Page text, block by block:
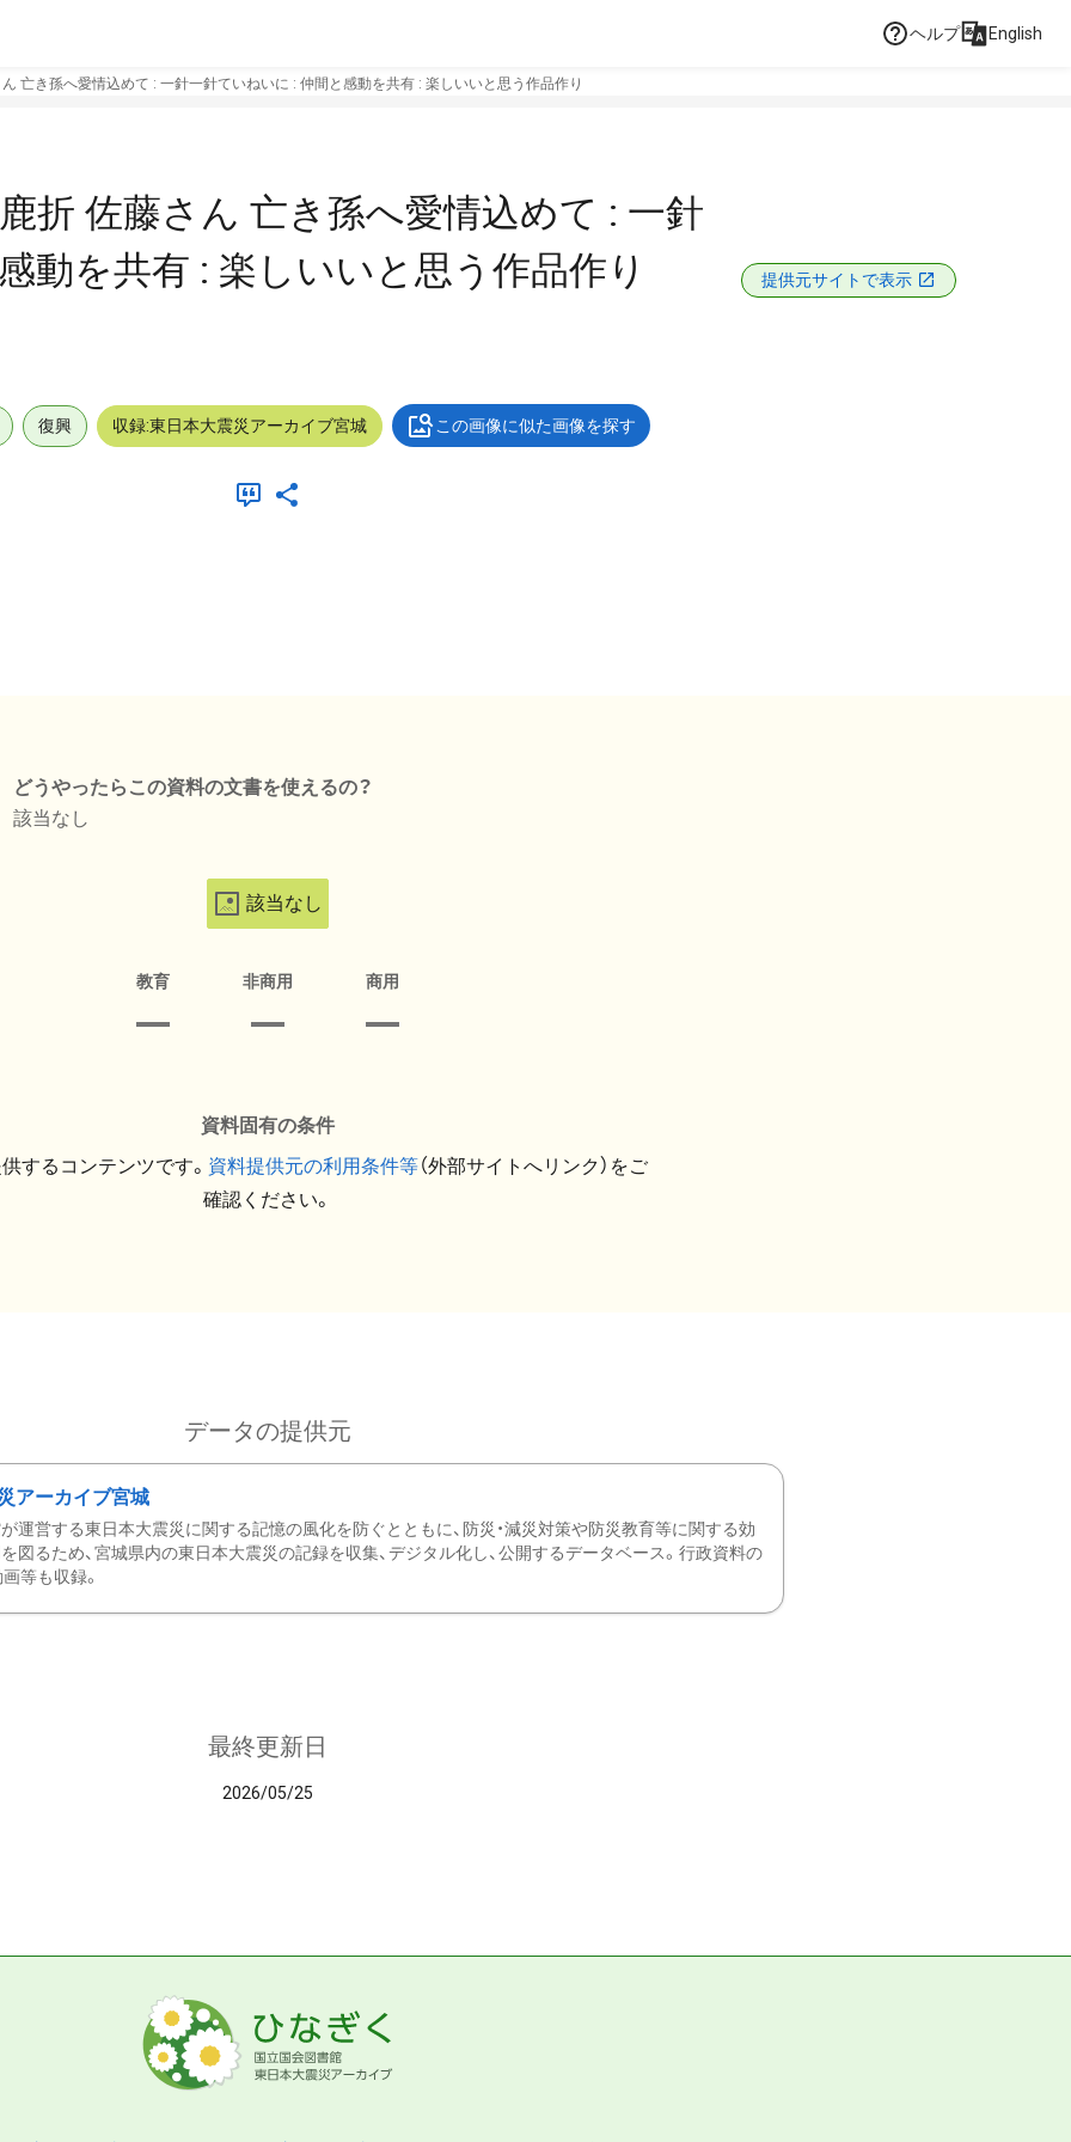
ヘルプ English
ん 亡き孫へ愛情込めて : 一針一針ていねいに : 仲間と感動を共有 : 楽しいいと思う作品作り
鹿折 佐藤さん 亡き孫へ愛情込めて : 一針
動を共有 : 楽しいいと思う作品作り
提供元サイトで表示
復興 収録:東日本大震災アーカイブ宮城 この画像に似た画像を探す
どうやったらこの資料の文書を使えるの？
該当なし
該当なし
教育 非商用 商用
資料固有の条件
するコンテンツです。 資料提供元の利用条件等（外部サイトへリンク）をご
確認ください。
データの提供元
アーカイブ宮城
運営する東日本大震災に関する記憶の風化を防ぐとともに、防災・減災対策や防災教育等に関する効
図るため、宮城県内の東日本大震災の記録を収集、デジタル化し、公開するデータベース。行政資料の
等も収録。
最終更新日
2026/05/25